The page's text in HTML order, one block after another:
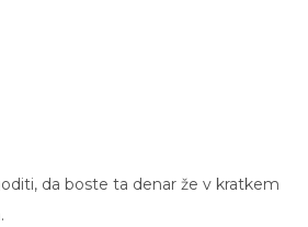
da boste ta denar že v kratkem